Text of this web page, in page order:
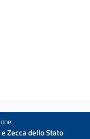
Zecca dello Stato